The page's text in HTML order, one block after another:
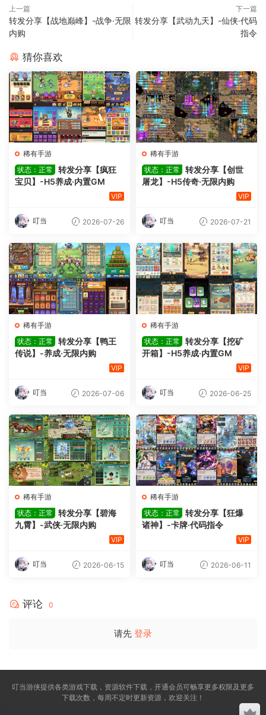
上一篇
转发分享【战地巅峰】-战争·无限
内购
下一篇
转发分享【武动九天】-仙侠·代码
指令
猜你喜欢
稀有手游
状态：正常
转发分享【疯狂
宝贝】-H5养成·内置GM
VIP
叮当 2026-07-26
稀有手游
状态：正常
转发分享【创世
屠龙】-H5传奇·无限内购
VIP
叮当 2026-07-21
稀有手游
状态：正常
转发分享【鸭王
传说】-养成·无限内购
VIP
叮当 2026-07-06
稀有手游
状态：正常
转发分享【挖矿
开箱】-H5养成·内置GM
VIP
叮当 2026-06-25
稀有手游
状态：正常
转发分享【碧海
九霄】-武侠·无限内购
VIP
叮当 2026-06-15
稀有手游
状态：正常
转发分享【狂爆
诸神】-卡牌·代码指令
VIP
叮当 2026-06-11
评论 0
请先 登录
叮当游侠提供各类游戏下载，资源软件下载，开通会员可畅享更多权限及更多
下载次数，每周不定时更新资源，欢迎关注！